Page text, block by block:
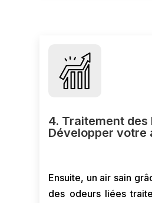
4. Traitement des
Développer votre
Ensuite, un air sain
des odeurs liées